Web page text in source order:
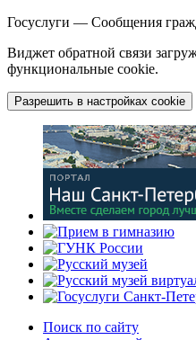
Госуслуги — Сообщения
Виджет обратной связи
функциональные cookie.
Разрешить в настройках cookie
Поиск по сайту